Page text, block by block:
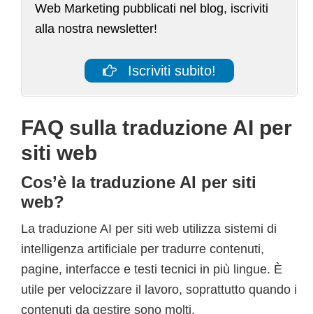
Web Marketing pubblicati nel blog, iscriviti
alla nostra newsletter!
Iscriviti subito!
FAQ sulla traduzione AI per
siti web
Cos’è la traduzione AI per siti
web?
La traduzione AI per siti web utilizza sistemi di
intelligenza artificiale per tradurre contenuti,
pagine, interfacce e testi tecnici in più lingue. È
utile per velocizzare il lavoro, soprattutto quando i
contenuti da gestire sono molti.